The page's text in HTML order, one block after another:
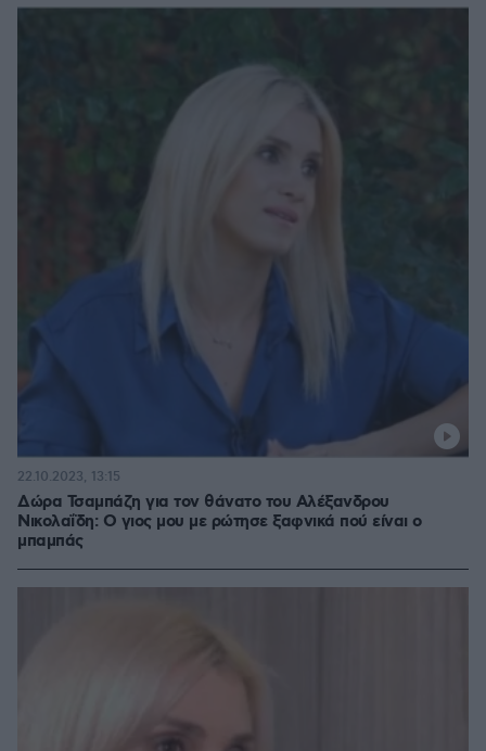
Δώρα Τσαμπάζη για τον θάνατο του Αλέξανδρου
Νικολαΐδη: Ο γιος μου με ρώτησε ξαφνικά πού είναι ο
μπαμπάς
22.10.2023, 13:15